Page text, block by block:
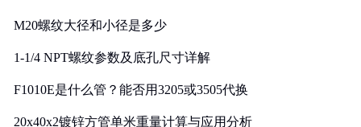
M20螺纹大径和小径是多少
1-1/4 NPT螺纹参数及底孔尺寸详解
F1010E是什么管？能否用3205或3505代换
20x40x2镀锌方管单米重量计算与应用分析